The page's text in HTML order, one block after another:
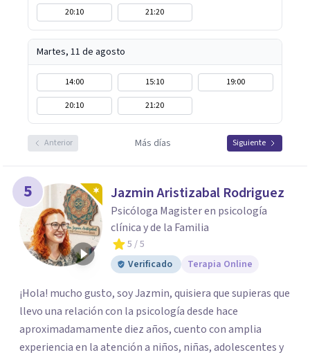
20:10
21:20
Martes, 11 de agosto
14:00 15:10
19:00
20:10
21:20
Anterior Más días Siguiente
5 Jazmin Aristizabal Rodriguez
Psicóloga Magister en psicología
clínica y de la Familia
5 / 5
Verificado
Terapia Online
¡Hola! mucho gusto, soy Jazmin, quisiera que supieras que
llevo una relación con la psicología desde hace
aproximadamamente diez años, cuento con amplia
experiencia en la atención a niños, niñas, adolescentes y